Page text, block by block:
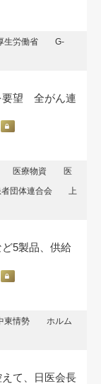
生労働省
G-
要望 全がん連
医療物資
医
団体連合会
上
5製品、供給
東情勢
ホルム
て、日医会長